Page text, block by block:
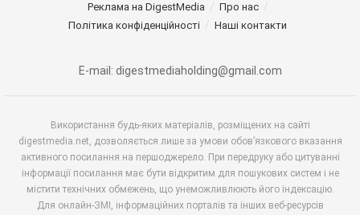
Реклама на DigestMedia
Про нас
Політика конфіденційності
Наші контакти
E-mail: digestmediaholding@gmail.com
Використання будь-яких матеріалів, розміщених на сайті
digestmedia.net, дозволяється лише за умови обов’язкового вказання
активного посилання на першоджерело. При передруку або цитуванні
інформації посилання має бути відкритим для пошукових систем і не
містити технічних обмежень, що унеможливлюють його індексацію.
Для онлайн-ЗМІ, інформаційних порталів та інших веб-ресурсів